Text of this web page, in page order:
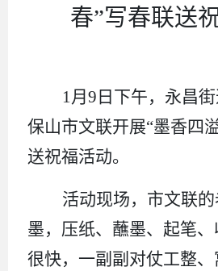
春”写春联送
1月9日下午，永昌
保山市文联开展“墨香四
送祝福活动。
活动现场，市文联
墨，压纸、蘸墨、起笔、
很快，一副副对仗工整